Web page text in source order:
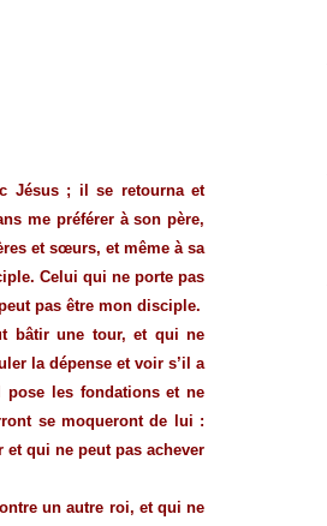
Jésus ; il se retourna et
me préférer à son père,
et sœurs, et même à sa
Celui qui ne porte pas
pas être mon disciple.
bâtir une tour, et qui ne
la dépense et voir s’il a
pose les fondations et ne
se moqueront de lui :
et qui ne peut pas achever
un autre roi, et qui ne